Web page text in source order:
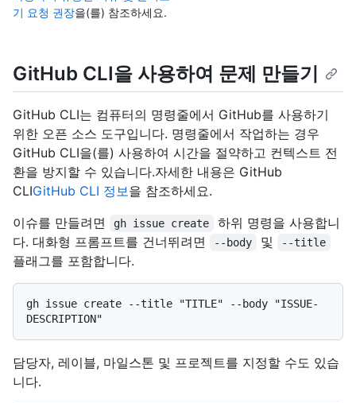
기 요청 권장을(를) 참조하세요.
GitHub CLI을 사용하여 문제 만들기
GitHub CLI는 컴퓨터의 명령줄에서 GitHub를 사용하기
위한 오픈 소스 도구입니다. 명령줄에서 작업하는 경우
GitHub CLI을(를) 사용하여 시간을 절약하고 컨텍스트 전
환을 방지할 수 있습니다.자세한 내용은 GitHub
CLIGitHub CLI 정보 을 참조하세요.
이슈를 만들려면
gh issue create
하위 명령을 사용합니
다. 대화형 프롬프트를 건너뛰려면
--body 및 --title
플래그를 포함합니다.
gh issue create --title "TITLE" --body "ISSUE-
담당자, 레이블, 마일스톤 및 프로젝트를 지정할 수도 있습
니다.